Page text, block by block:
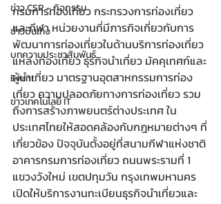
ข่าว CSR - กิจกรรม
ข่าวบันเทิง
บทความประชาสัมพันธ์
Event
ข่าวเทคโนโลยี IT
กรมการท่องเที่ยว กระทรวงการท่องเที่ยว
และกีฬา หน่วยงานที่มีภารกิจเกี่ยวกับการ
พัฒนาการท่องเที่ยวในด้านบริการท่องเที่ยว
แหล่งท่องเที่ยว ธุรกิจนําเที่ยว มัคคุเทศก์และ
ผู้นําเที่ยว มาตรฐานอุตสาหกรรมการท่อง
เที่ยว ความปลอดภัยทางการท่องเที่ยว รวม
ถึงการสร้างภาพยนตร์ต่างประเทศ ใน
ประเทศไทยให้สอดคล้องกับกฎหมายต่างๆ ที่
เกี่ยวข้อง ปัจจุบันตั้งอยู่ที่สนามกีฬาแห่งชาติ
อาคารกรมการท่องเที่ยว ถนนพระรามที่ 1
แขวงวังใหม่ เขตปทุมวัน กรุงเทพมหานคร
เปิดให้บริการงานทะเบียนธุรกิจนำเที่ยวและ